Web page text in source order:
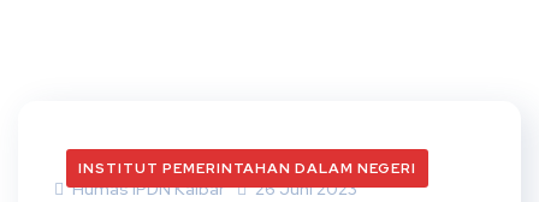
INSTITUT PEMERINTAHAN DALAM NEGERI
Humas IPDN Kalbar
26 Juni 2023